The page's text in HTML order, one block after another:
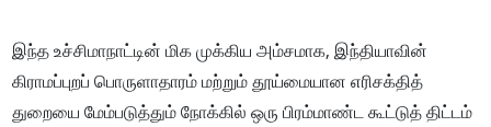
இந்த உச்சிமாநாட்டின் மிக முக்கிய அம்சமாக, இந்தியாவின்
கிராமப்புறப் பொருளாதாரம் மற்றும் தூய்மையான எரிசக்தித்
துறையை மேம்படுத்தும் நோக்கில் ஒரு பிரம்மாண்ட கூட்டுத் திட்டம்